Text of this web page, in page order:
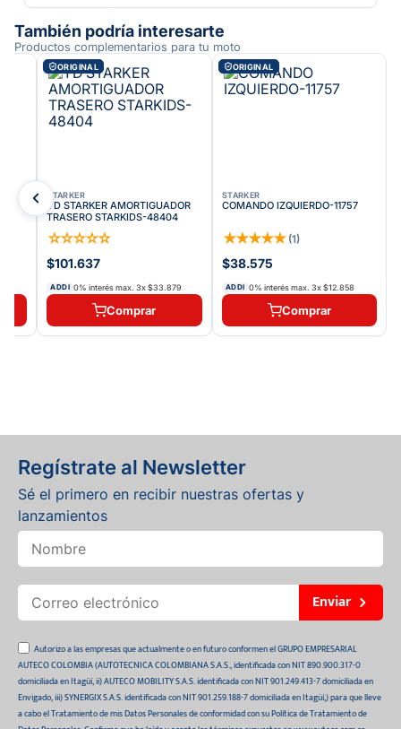
También podría interesarte
Productos complementarios para tu moto
ORIGINAL
STARKER
YD STARKER AMORTIGUADOR
TRASERO STARKIDS-48404
☆☆☆☆☆
$101.637
ADDI 0% interés max.3x$33.879
Comprar
ORIGINAL
STARKER
COMANDO IZQUIERDO-11757
★★★★★ (1)
$38.575
ADDI 0% interés max. 3x$12.858
Comprar
Regístrate al Newsletter
Sé el primero en recibir nuestras ofertas y
lanzamientos
Enviar
Autorizo a las empresas que actualmente o en futuro conformen el GRUPO EMPRESARIAL
AUTECO COLOMBIA (AUTOTECNICA COLOMBIANA S.A.S., identificada con NIT 890.900.317-0
domiciliada en Itagüí, ii) AUTECO MOBILITY S.A.S. identificada con NIT 901.249.413-7 domiciliada en
Envigado, iii) SYNERGIX S.A.S. identificada con NIT 901.259.188-7 domiciliada en Itagüí,) para que lleve
a cabo el Tratamiento de mis Datos Personales de conformidad con su Política de Tratamiento de